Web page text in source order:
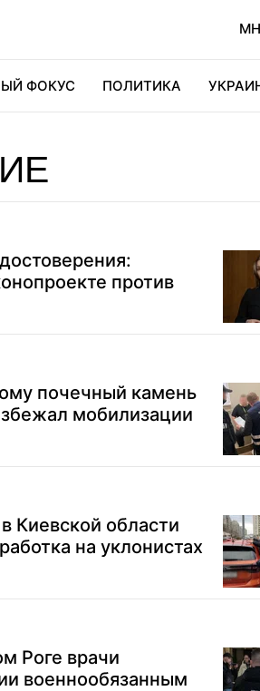
ФОКУС ПОЛИТИКА
против
почечный камень
мобилизации
Киевской области
на уклонистах
Роге врачи
военнообязанным